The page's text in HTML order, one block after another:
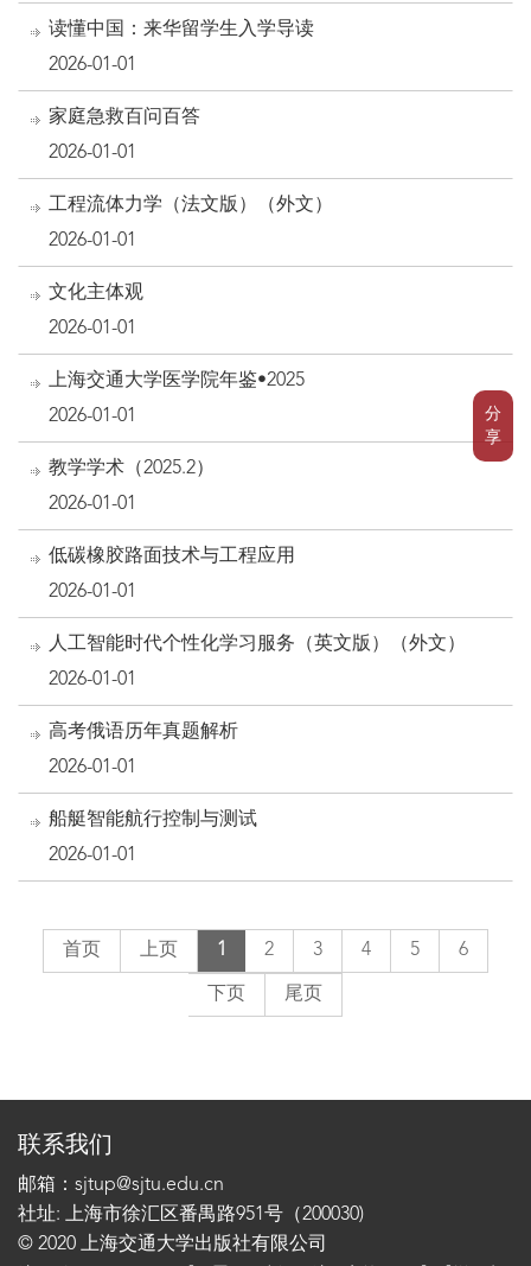
分
享
读懂中国：来华留学生入学导读
2026-01-01
家庭急救百问百答
2026-01-01
工程流体力学（法文版）（外文）
2026-01-01
文化主体观
2026-01-01
上海交通大学医学院年鉴•2025
2026-01-01
教学学术（2025.2）
2026-01-01
低碳橡胶路面技术与工程应用
2026-01-01
人工智能时代个性化学习服务（英文版）（外文）
2026-01-01
高考俄语历年真题解析
2026-01-01
船艇智能航行控制与测试
2026-01-01
首页 上页 1 2 3 4 5 6
下页 尾页
联系我们
邮箱：sjtup@sjtu.edu.cn
社址: 上海市徐汇区番禺路951号（200030)
© 2020 上海交通大学出版社有限公司